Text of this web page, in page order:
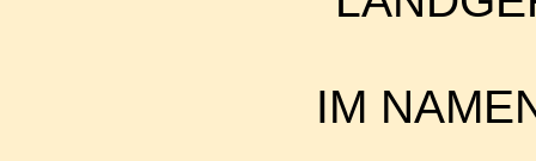
IM